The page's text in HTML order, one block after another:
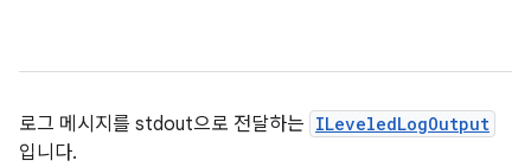
로그 메시지를 stdout으로 전달하는 ILeveledLogOutput
입니다.